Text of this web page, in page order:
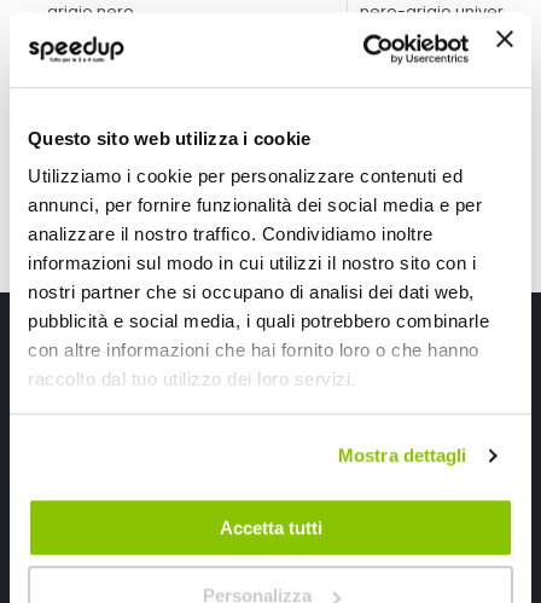
Questo sito web utilizza i cookie
Utilizziamo i cookie per personalizzare contenuti ed
annunci, per fornire funzionalità dei social media e per
analizzare il nostro traffico. Condividiamo inoltre
informazioni sul modo in cui utilizzi il nostro sito con i
nostri partner che si occupano di analisi dei dati web,
pubblicità e social media, i quali potrebbero combinarle
con altre informazioni che hai fornito loro o che hanno
raccolto dal tuo utilizzo dei loro servizi.
Mostra dettagli
Accetta tutti
Personalizza
grigio nero
Prezzo
speciale
29,70 €
CONSEGNA IN 48H
nero-grigio universale
Prezzo
speciale
36,50 € -18%
CONSEGNA IN 48H
Iscriviti alla newsletter Speedup
Ricevi subito uno sconto del 10% per il tuo primo acquisto online!